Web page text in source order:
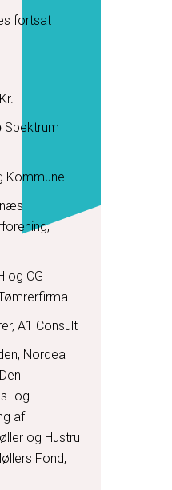
fortsat
Spektrum
Kommune
og CG
A1 Consult
Nordea
og
af
og Hustru
Fond,